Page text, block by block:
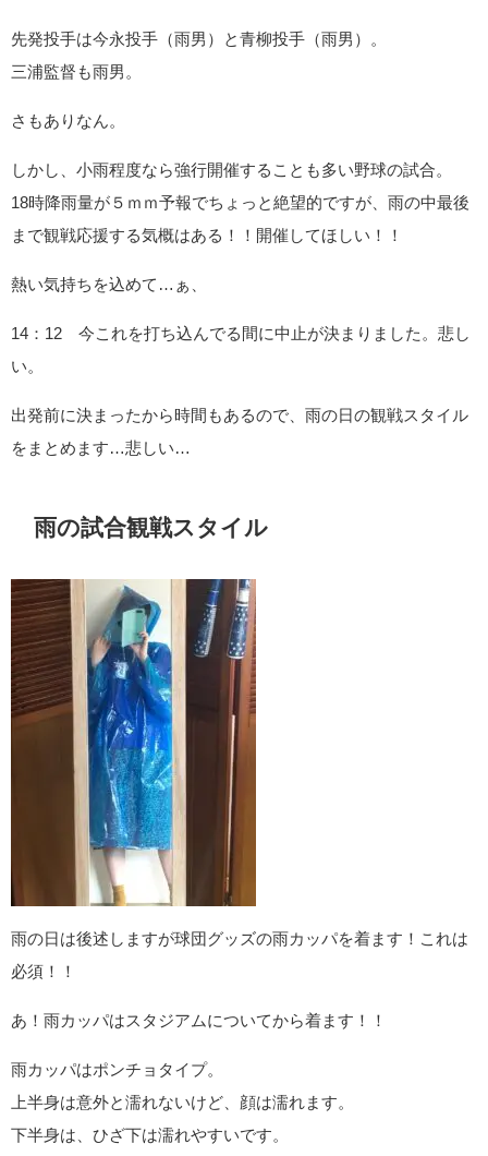
先発投手は今永投手（雨男）と青柳投手（雨男）。
三浦監督も雨男。
さもありなん。
しかし、小雨程度なら強行開催することも多い野球の試合。
18時降雨量が５ｍｍ予報でちょっと絶望的ですが、雨の中最後
まで観戦応援する気概はある！！開催してほしい！！
熱い気持ちを込めて…ぁ、
14：12 今これを打ち込んでる間に中止が決まりました。悲し
い。
出発前に決まったから時間もあるので、雨の日の観戦スタイル
をまとめます…悲しい…
雨の試合観戦スタイル
雨の日は後述しますが球団グッズの雨カッパを着ます！これは
必須！！
あ！雨カッパはスタジアムについてから着ます！！
雨カッパはポンチョタイプ。
上半身は意外と濡れないけど、顔は濡れます。
下半身は、ひざ下は濡れやすいです。